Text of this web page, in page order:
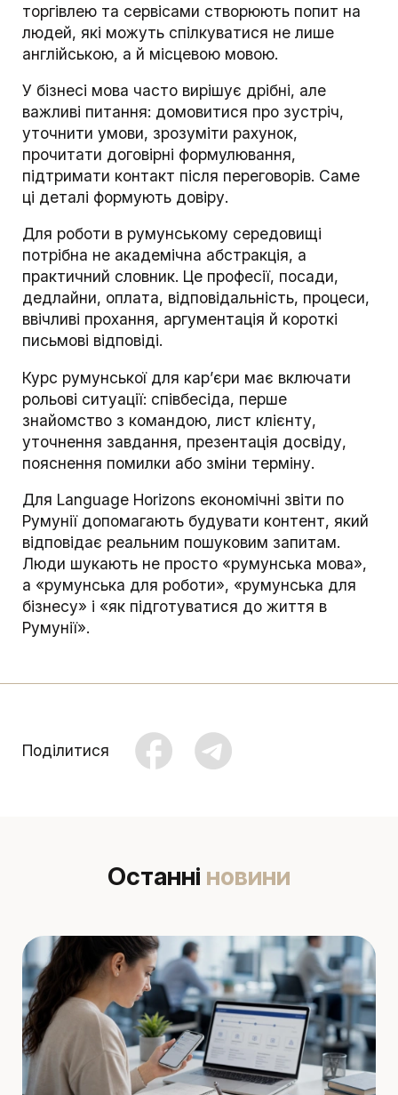
торгівлею та сервісами створюють попит на
людей, які можуть спілкуватися не лише
англійською, а й місцевою мовою.
У бізнесі мова часто вирішує дрібні, але
важливі питання: домовитися про зустріч,
уточнити умови, зрозуміти рахунок,
прочитати договірні формулювання,
підтримати контакт після переговорів. Саме
ці деталі формують довіру.
Для роботи в румунському середовищі
потрібна не академічна абстракція, а
практичний словник. Це професії, посади,
дедлайни, оплата, відповідальність, процеси,
ввічливі прохання, аргументація й короткі
письмові відповіді.
Курс румунської для кар’єри має включати
рольові ситуації: співбесіда, перше
знайомство з командою, лист клієнту,
уточнення завдання, презентація досвіду,
пояснення помилки або зміни терміну.
Для Language Horizons економічні звіти по
Румунії допомагають будувати контент, який
відповідає реальним пошуковим запитам.
Люди шукають не просто «румунська мова»,
а «румунська для роботи», «румунська для
бізнесу» і «як підготуватися до життя в
Румунії».
Поділитися
Останні новини